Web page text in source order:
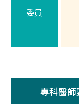
委員
專科醫師